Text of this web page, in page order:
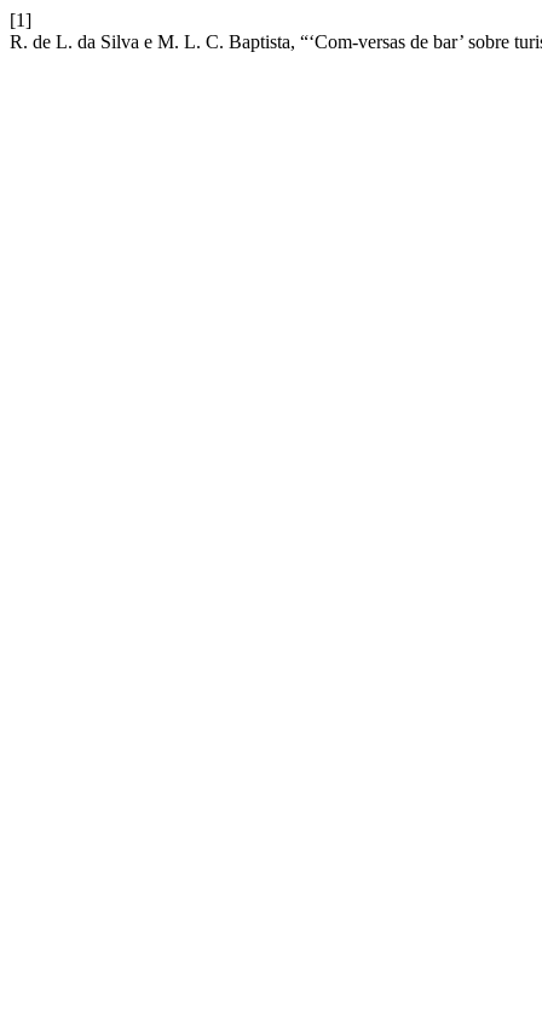
[1]
R. de L. da Silva e M. L. C. Baptista, “‘Com-versas de bar’ sobre